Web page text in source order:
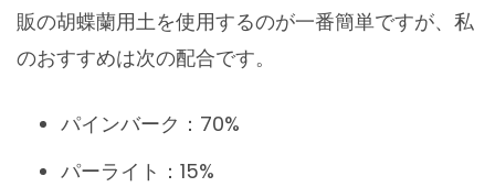
販の胡蝶蘭用土を使用するのが一番簡単ですが、私
のおすすめは次の配合です。
パインバーク：70%
パーライト：15%